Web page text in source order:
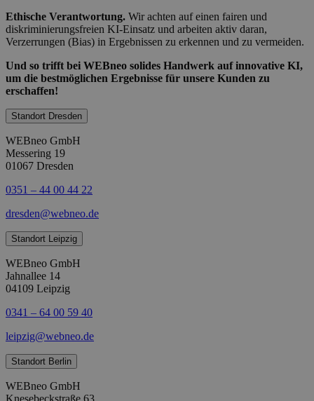
Ethische Verantwortung. Wir achten auf einen fairen und
diskriminierungsfreien KI-Einsatz und arbeiten aktiv daran,
Verzerrungen (Bias) in Ergebnissen zu erkennen und zu vermeiden.
Und so trifft bei WEBneo solides Handwerk auf innovative KI,
um die bestmöglichen Ergebnisse für unsere Kunden zu
erschaffen!
Standort Dresden
WEBneo GmbH
Messering 19
01067 Dresden
0351 – 44 00 44 22
dresden@webneo.de
Standort Leipzig
WEBneo GmbH
Jahnallee 14
04109 Leipzig
0341 – 64 00 59 40
leipzig@webneo.de
Standort Berlin
WEBneo GmbH